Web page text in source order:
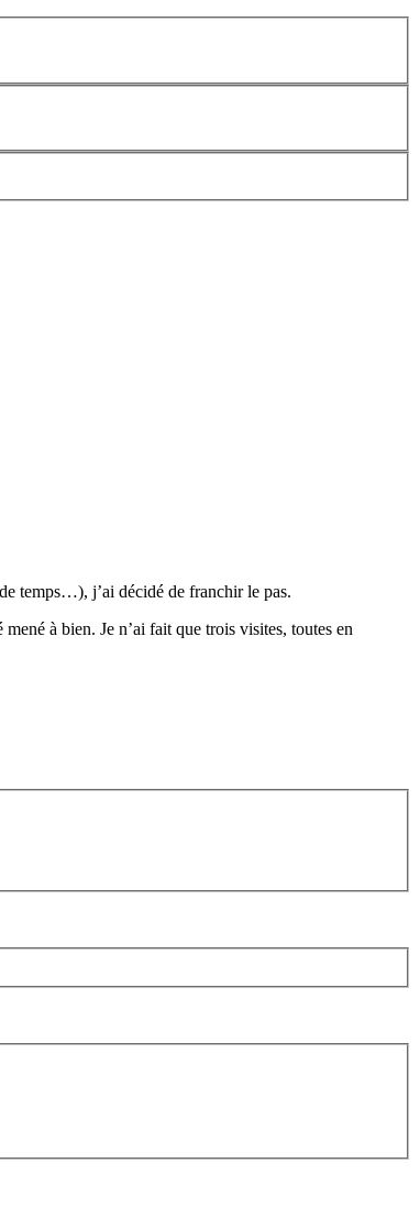
temps…), j’ai décidé de franchir le pas.
à bien. Je n’ai fait que trois visites, toutes en